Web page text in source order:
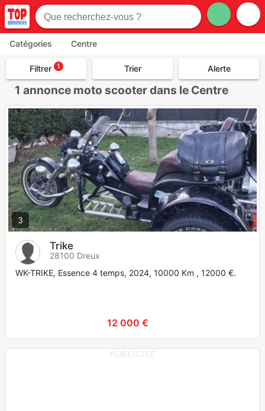
Catégories Centre
Filtrer 1 Trier Alerte
1 annonce moto scooter dans le Centre
3
Trike
28100 Dreux
WK-TRIKE, Essence 4 temps, 2024, 10000 Km , 12000 €.
12 000 €
PUBLICITE